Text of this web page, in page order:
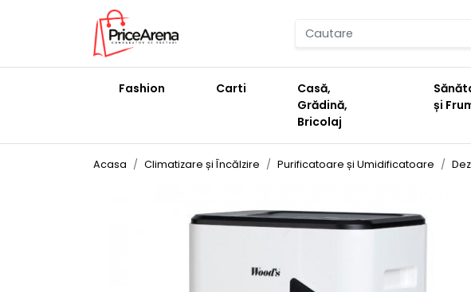
Fashion Carti
Casă,
Grădină,
Bricolaj
și
Acasa Climatizare și Încălzire Purificatoare și Umidificatoare